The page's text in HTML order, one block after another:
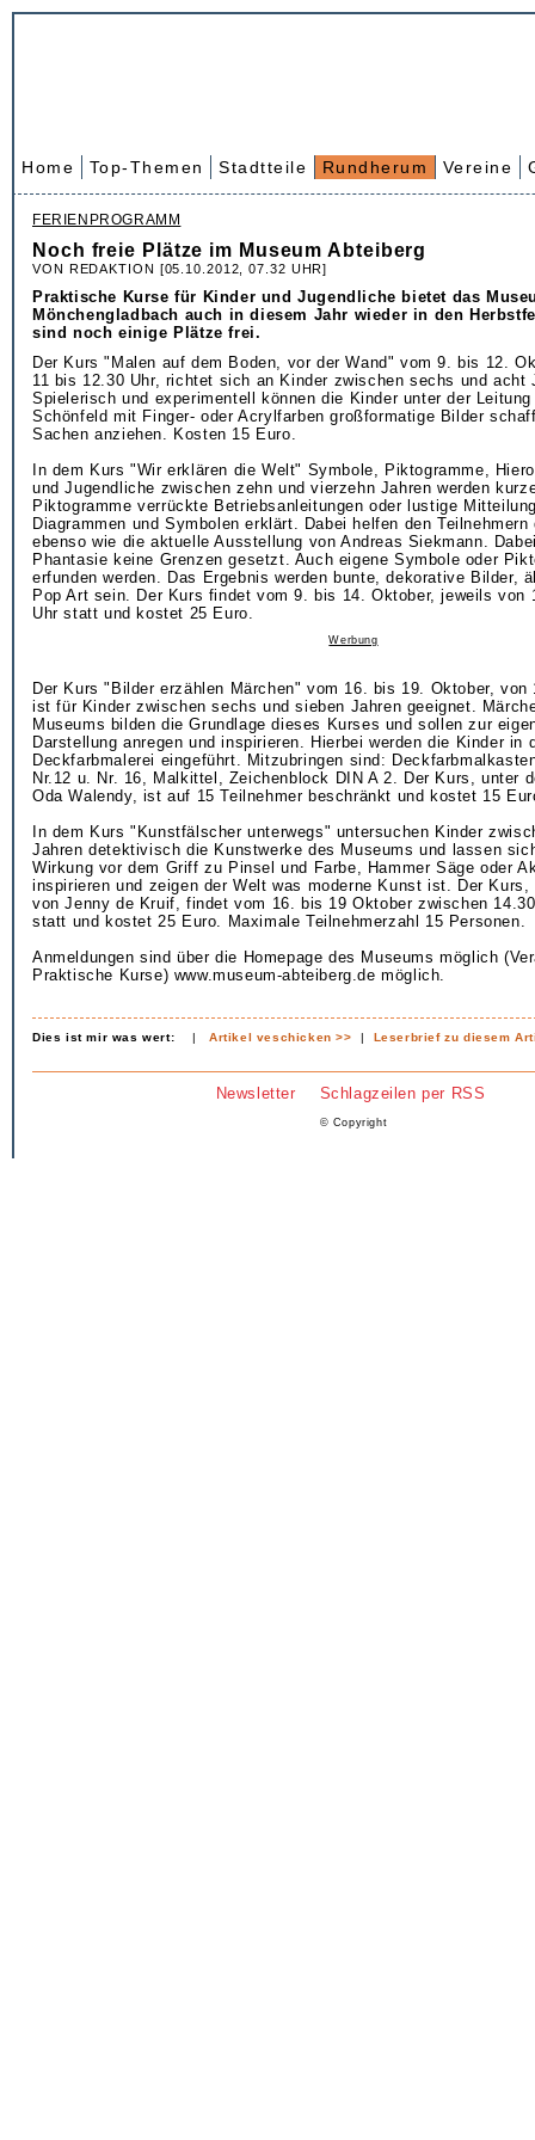
Home Top-Themen Stadtteile Rundherum Vereine
FERIENPROGRAMM
Noch freie Plätze im Museum Abteiberg
VON REDAKTION [05.10.2012, 07.32 UHR]
Praktische Kurse für Kinder und Jugendliche bietet das
Mönchengladbach auch in diesem Jahr wieder in den
sind noch einige Plätze frei.
Der Kurs "Malen auf dem Boden, vor der Wand" vom 9. bis 12.
11 bis 12.30 Uhr, richtet sich an Kinder zwischen sechs und acht
Spielerisch und experimentell können die Kinder unter der
Schönfeld mit Finger- oder Acrylfarben großformatige Bilder
Sachen anziehen. Kosten 15 Euro.
In dem Kurs "Wir erklären die Welt" Symbole, Piktogramme,
und Jugendliche zwischen zehn und vierzehn Jahren werden
Piktogramme verrückte Betriebsanleitungen oder lustige
Diagrammen und Symbolen erklärt. Dabei helfen den
ebenso wie die aktuelle Ausstellung von Andreas Siekmann.
Phantasie keine Grenzen gesetzt. Auch eigene Symbole oder
erfunden werden. Das Ergebnis werden bunte, dekorative Bilder,
Pop Art sein. Der Kurs findet vom 9. bis 14. Oktober, jeweils von
Uhr statt und kostet 25 Euro.
Werbung
Der Kurs "Bilder erzählen Märchen" vom 16. bis 19. Oktober, von
ist für Kinder zwischen sechs und sieben Jahren geeignet.
Museums bilden die Grundlage dieses Kurses und sollen zur
Darstellung anregen und inspirieren. Hierbei werden die Kinder in
Deckfarbmalerei eingeführt. Mitzubringen sind:
Nr.12 u. Nr. 16, Malkittel, Zeichenblock DIN A 2. Der Kurs, unter
Oda Walendy, ist auf 15 Teilnehmer beschränkt und kostet 15
In dem Kurs "Kunstfälscher unterwegs" untersuchen Kinder
Jahren detektivisch die Kunstwerke des Museums und lassen
Wirkung vor dem Griff zu Pinsel und Farbe, Hammer Säge oder
inspirieren und zeigen der Welt was moderne Kunst ist. Der Kurs,
von Jenny de Kruif, findet vom 16. bis 19 Oktober zwischen
statt und kostet 25 Euro. Maximale Teilnehmerzahl 15 Personen.
Anmeldungen sind über die Homepage des Museums möglich
Praktische Kurse) www.museum-abteiberg.de möglich.
Dies ist mir was wert: |Artikel veschicken >> | Leserbrief zu diesem
Newsletter Schlagzeilen per RSS
© Copyright